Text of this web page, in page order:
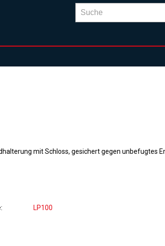
mit Schloss, gesichert gegen unbefugtes
LP100